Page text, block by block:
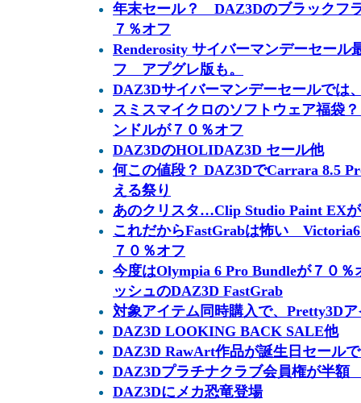
年末セール？ DAZ3Dのブラックフ
７％オフ
Renderosity サイバーマンデーセール
フ アプグレ版も。
DAZ3Dサイバーマンデーセールでは
スミスマイクロのソフトウェア福袋
ンドルが７０％オフ
DAZ3DのHOLIDAZ3D セール他
何この値段？ DAZ3DでCarrara 8.5
える祭り
あのクリスタ…Clip Studio Paint EX
これだからFastGrabは怖い
７０％オフ
今度はOlympia 6 Pro Bundleが７０
ッシュのDAZ3D FastGrab
対象アイテム同時購入で、Pretty3D
DAZ3D LOOKING BACK SALE他
DAZ3D RawArt作品が誕生日セール
DAZ3Dプラチナクラブ会員権が半
DAZ3Dにメカ恐竜登場